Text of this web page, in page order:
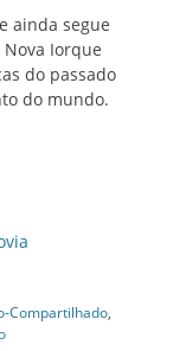
ainda segue
Iorque
do passado
do mundo.
Compartilhado,